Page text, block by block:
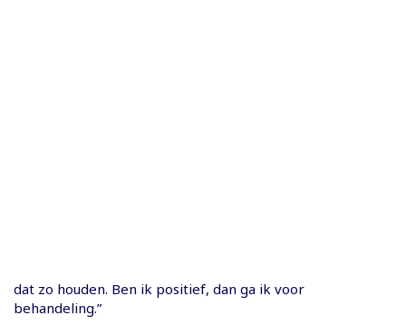
dat zo houden. Ben ik positief, dan ga ik voor
behandeling.”